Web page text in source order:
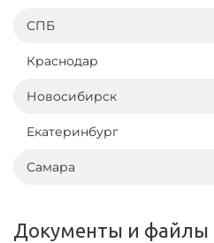
СПБ
Краснодар
Новосибирск
Екатеринбург
Самара
Документы и файлы